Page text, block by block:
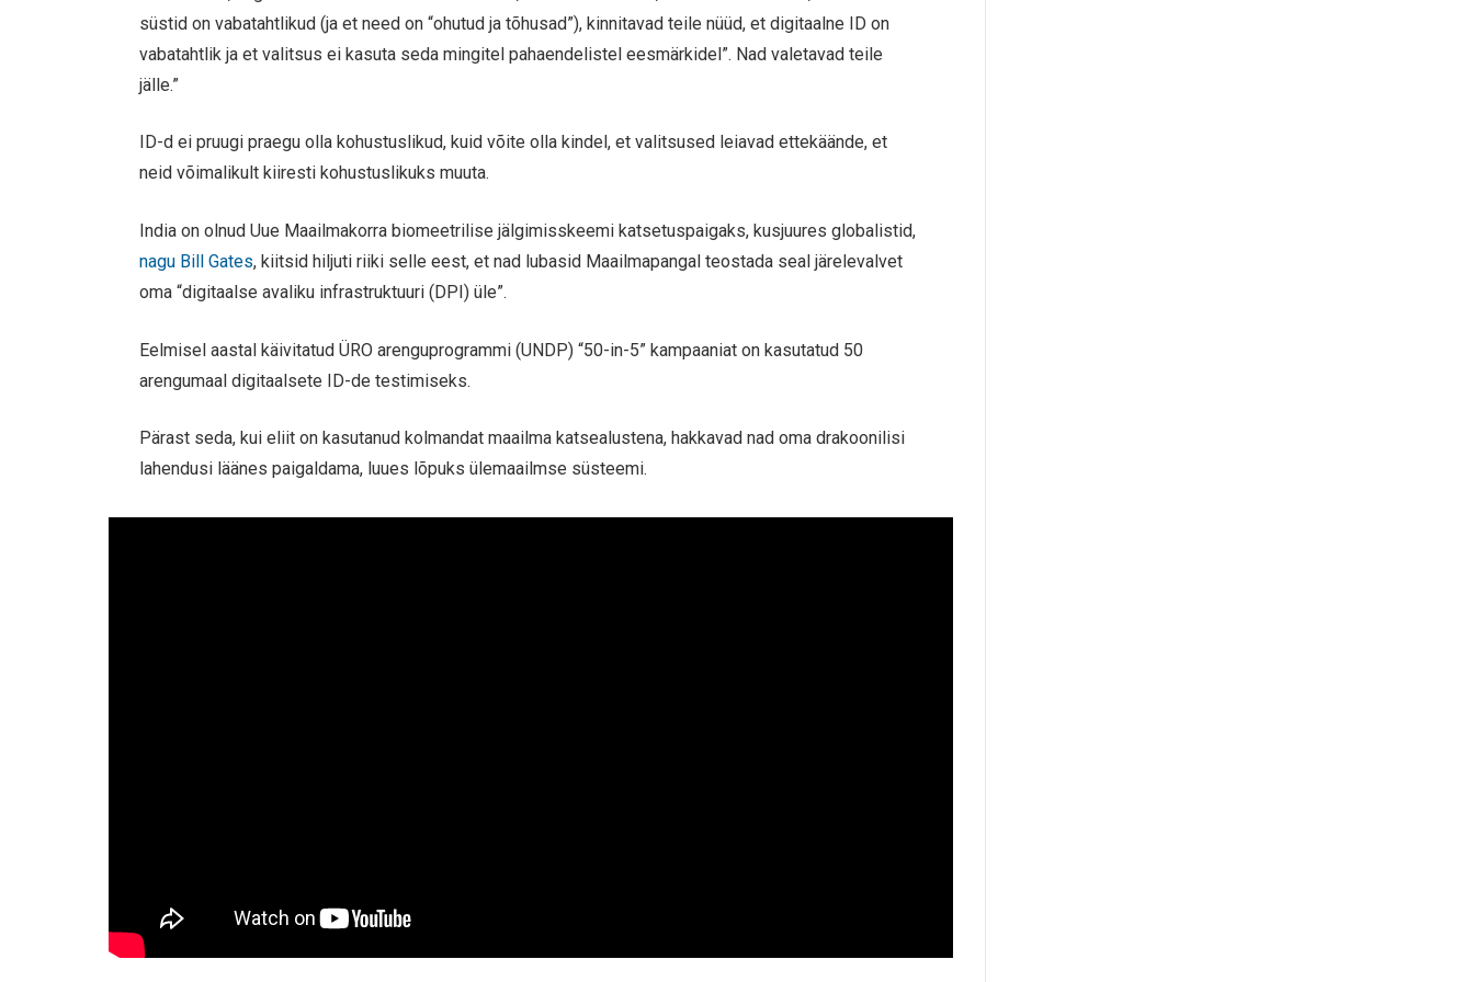
süstid on vabatahtlikud (ja et need on “ohutud ja tõhusad”), kinnitavad teile nüüd, et digitaalne ID on
vabatahtlik ja et valitsus ei kasuta seda mingitel pahaendelistel eesmärkidel”. Nad valetavad teile
jälle.”
ID-d ei pruugi praegu olla kohustuslikud, kuid võite olla kindel, et valitsused leiavad ettekäände, et
neid võimalikult kiiresti kohustuslikuks muuta.
India on olnud Uue Maailmakorra biomeetrilise jälgimisskeemi katsetuspaigaks, kusjuures globalistid,
nagu Bill Gates, kiitsid hiljuti riiki selle eest, et nad lubasid Maailmapangal teostada seal järelevalvet
oma “digitaalse avaliku infrastruktuuri (DPI) üle”.
Eelmisel aastal käivitatud ÜRO arenguprogrammi (UNDP) “50-in-5” kampaaniat on kasutatud 50
arengumaal digitaalsete ID-de testimiseks.
Pärast seda, kui eliit on kasutanud kolmandat maailma katsealustena, hakkavad nad oma drakoonilisi
lahendusi läänes paigaldama, luues lõpuks ülemaailmse süsteemi.